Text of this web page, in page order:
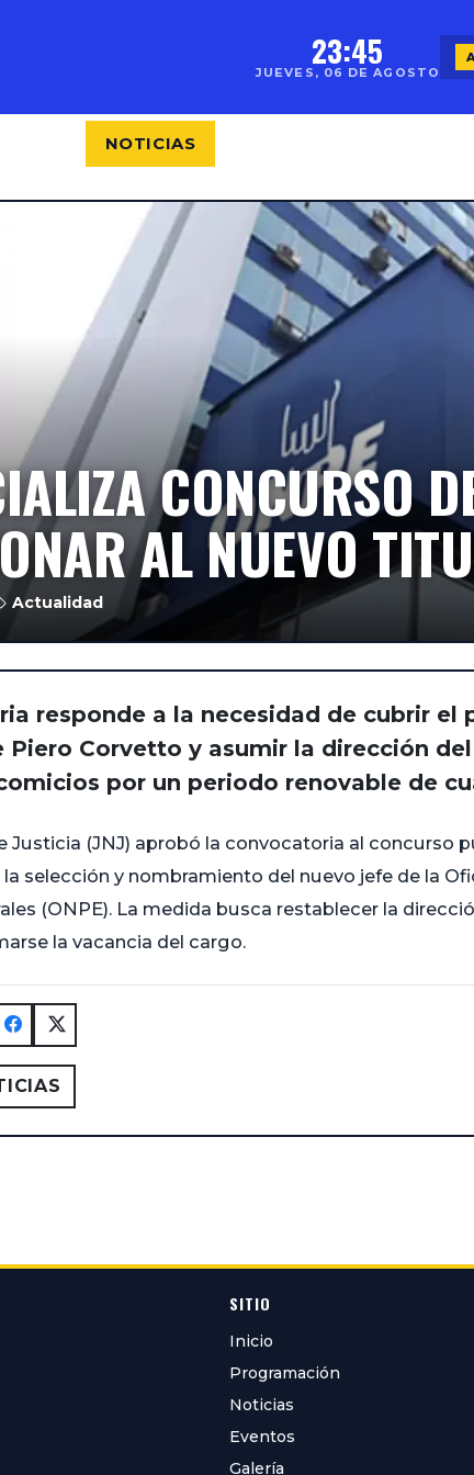
23:45
JUEVES, 06 DE AGOSTO
NOTICIAS
CONCURSO
AL NUEVO
Actualidad
responde a la necesidad de cubrir el
Piero Corvetto y asumir la dirección
por un periodo renovable de
Justicia (JNJ) aprobó la convocatoria al concurso
selección y nombramiento del nuevo jefe de la
(ONPE). La medida busca restablecer la
la vacancia del cargo.
SITIO
Inicio
Programación
Noticias
Eventos
Galería